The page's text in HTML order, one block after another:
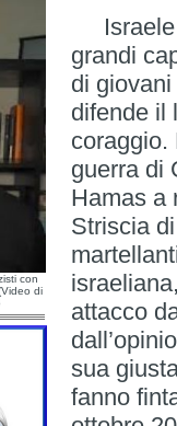
con
di
Israele
grandi
di
difende il
coraggio.
guerra di
Hamas a
Striscia
attacco
sua
fanno